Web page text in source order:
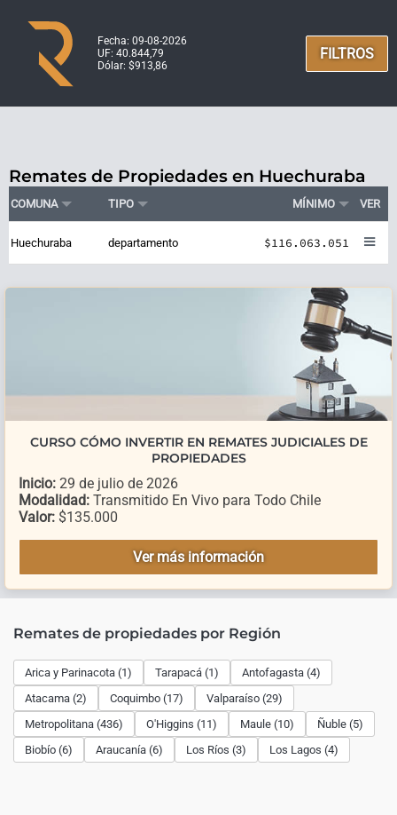
Fecha: 09-08-2026
UF: 40.844,79
Dólar: $913,86
FILTROS
Remates de Propiedades en Huechuraba
COMUNA TIPO MÍNIMO VER
Huechuraba departamento $116.063.051
CURSO CÓMO INVERTIR EN REMATES JUDICIALES DE
PROPIEDADES
Inicio: 29 de julio de 2026
Modalidad: Transmitido En Vivo para Todo Chile
Valor: $135.000
Ver más información
Remates de propiedades por Región
Arica y Parinacota (1) Tarapacá (1)
Antofagasta (4)
Atacama (2)
Coquimbo (17)
Valparaíso (29)
Metropolitana (436)
O'Higgins (11) Maule (10)
Ñuble (5)
Biobío (6)
Araucanía (6) Los Ríos (3) Los Lagos (4)